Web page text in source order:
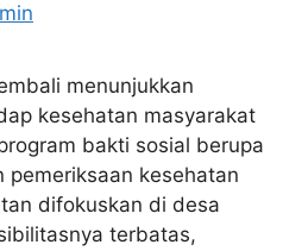
menunjukkan
kesehatan masyarakat
bakti sosial berupa
pemeriksaan kesehatan
difokuskan di desa
terbatas,